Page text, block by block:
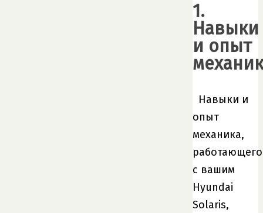
1.
Навыки
и опыт
Навыки и
опыт
механика,
работающего
с вашим
Hyundai
Solaris,